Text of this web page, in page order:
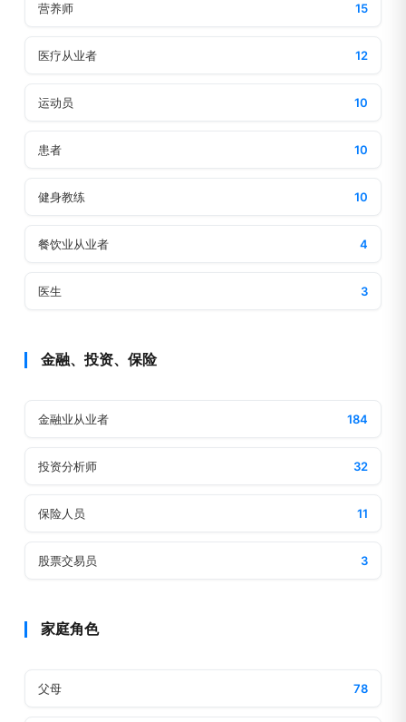
营养师 15
医疗从业者 12
运动员 10
患者 10
健身教练 10
餐饮业从业者 4
医生 3
金融、投资、保险
金融业从业者 184
投资分析师 32
保险人员 11
股票交易员 3
家庭角色
父母 78